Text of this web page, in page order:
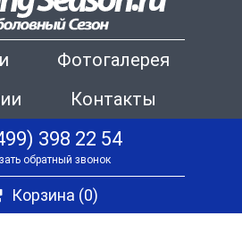
Фотогалерея
Контакты
398 22 54
обратный звонок
Корзина (0)